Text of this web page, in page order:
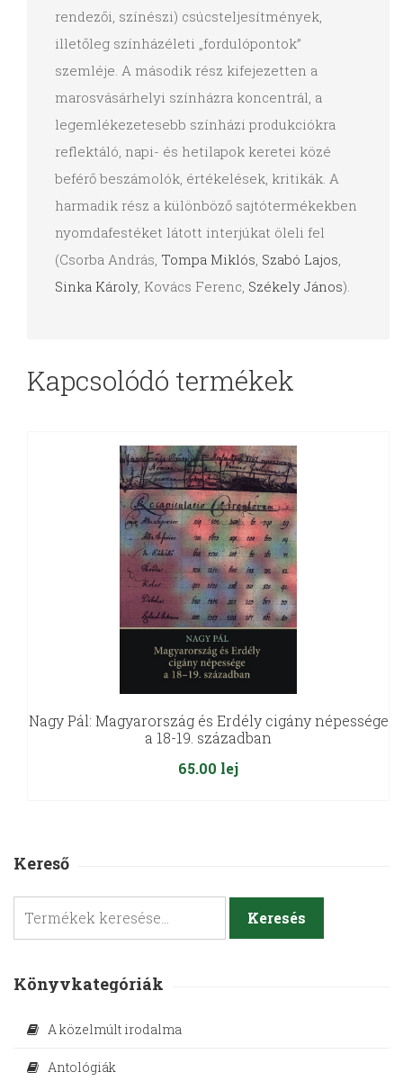
rendezői, színészi) csúcsteljesítmények,
illetőleg színházéleti „fordulópontok”
szemléje. A második rész kifejezetten a
marosvásárhelyi színházra koncentrál, a
legemlékezetesebb színházi produkciókra
reflektáló, napi- és hetilapok keretei közé
beférő beszámolók, értékelések, kritikák. A
harmadik rész a különböző sajtótermékekben
nyomdafestéket látott interjúkat öleli fel
(Csorba András, Tompa Miklós, Szabó Lajos,
Sinka Károly, Kovács Ferenc, Székely János).
Kapcsolódó termékek
Nagy Pál: Magyarország és Erdély cigány népessége
a 18-19. században
65.00 lej
Kereső
Keresés
Keresés
Könyvkategóriák
A közelmúlt irodalma
Antológiák